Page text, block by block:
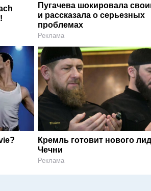
Пугачева шокировала
и рассказала о серьезных
проблемах
Реклама
Кремль готовит нового
Чечни
Реклама